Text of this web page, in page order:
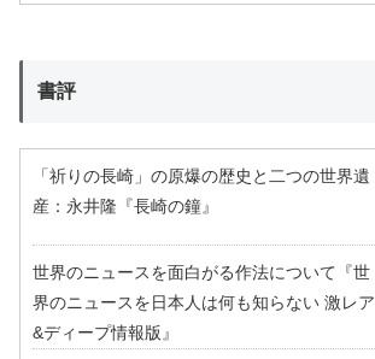
書評
「祈りの長崎」の原爆の歴史と二つの世界遺
産：永井隆『長崎の鐘』
世界のニュースを面白がる作法について『世
界のニュースを日本人は何も知らない 激レア
&ディープ情報版』